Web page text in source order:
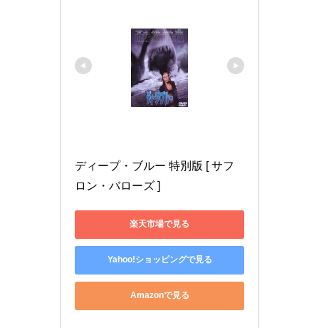
ディープ・ブルー 特別版 [ サフ
ロン・バローズ ]
楽天市場で見る
Yahoo!ショッピングで見る
Amazonで見る